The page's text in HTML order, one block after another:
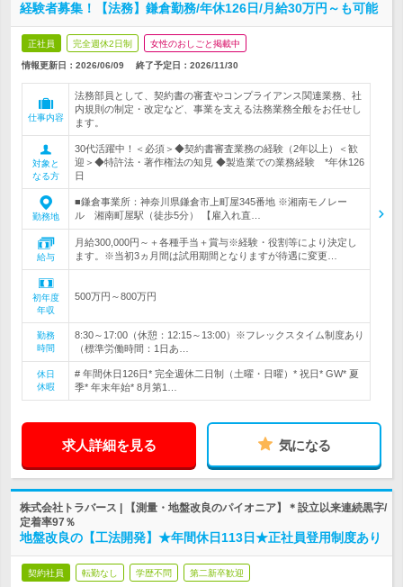
経験者募集！【法務】鎌倉勤務/年休126日/月給30万円～も可能
正社員 完全週休2日制 女性のおしごと掲載中
情報更新日：2026/06/09 終了予定日： 2026/11/30
仕事内容
法務部員として、契約書の審査やコンプライアンス関連業務、社
内規則の制定・改定など、事業を支える法務業務全般をお任せし
ます。
対象と
なる方
30代活躍中！＜必須＞◆契約書審査業務の経験（2年以上）＜歓
迎＞◆特許法・著作権法の知見 ◆製造業での業務経験 *年休126
日
勤務地
■鎌倉事業所：神奈川県鎌倉市上町屋345番地 ※湘南モノレー
ル 湘南町屋駅（徒歩5分） 【雇入れ直…
給与
月給300,000円～＋各種手当＋賞与※経験・役割等により決定し
ます。※当初3ヵ月間は試用期間となりますが待遇に変更…
初年度
年収
500万円～800万円
勤務
時間
8:30～17:00（休憩：12:15～13:00）※フレックスタイム制度あり
（標準労働時間：1日あ…
休日
休暇
# 年間休日126日* 完全週休二日制（土曜・日曜）* 祝日* GW* 夏
季* 年末年始* 8月第1…
求人詳細を見る 気になる
株式会社トラバース | 【測量・地盤改良のパイオニア】＊設立以来連続黒字/
定着率97％
地盤改良の【工法開発】★年間休日113日★正社員登用制度あり
契約社員 転勤なし 学歴不問 第二新卒歓迎